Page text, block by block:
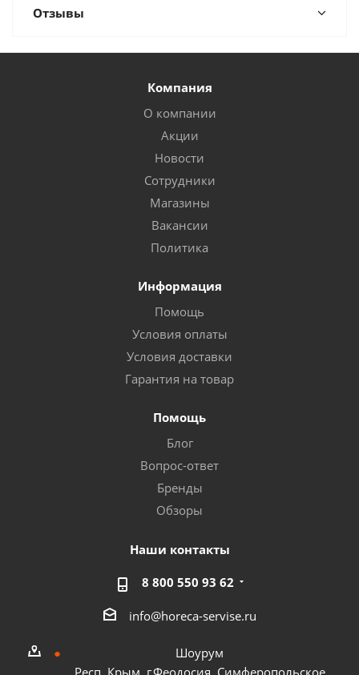
Отзывы
Компания
О компании
Акции
Новости
Сотрудники
Магазины
Вакансии
Политика
Информация
Помощь
Условия оплаты
Условия доставки
Гарантия на товар
Помощь
Блог
Вопрос-ответ
Бренды
Обзоры
Наши контакты
8 800 550 93 62
info@horeca-servise.ru
Шоурум
Респ. Крым, г.Феодосия, Симферопольское